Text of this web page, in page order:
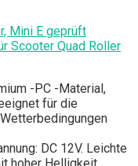
Mini E geprüft
Scooter Quad Roller
-PC -Material,
für die
DC 12V. Leichte